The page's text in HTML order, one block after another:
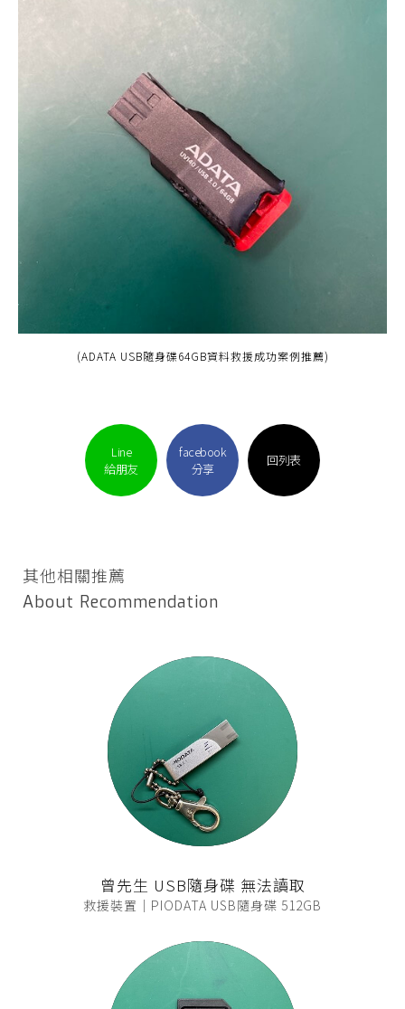
(ADATA USB隨身碟64GB資料救援成功案例推薦)
Line
給朋友
facebook
分享
回列表
其他相關推薦
About Recommendation
曾先生 USB隨身碟 無法讀取
救援裝置｜PIODATA USB隨身碟 512GB